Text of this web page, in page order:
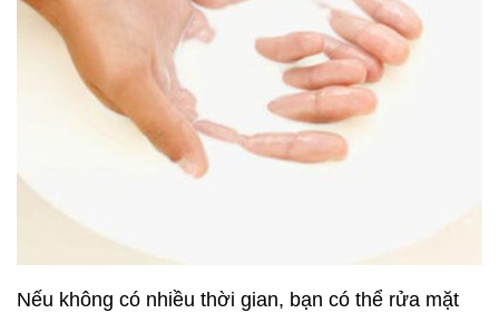
Nếu không có nhiều thời gian, bạn có thể rửa mặt